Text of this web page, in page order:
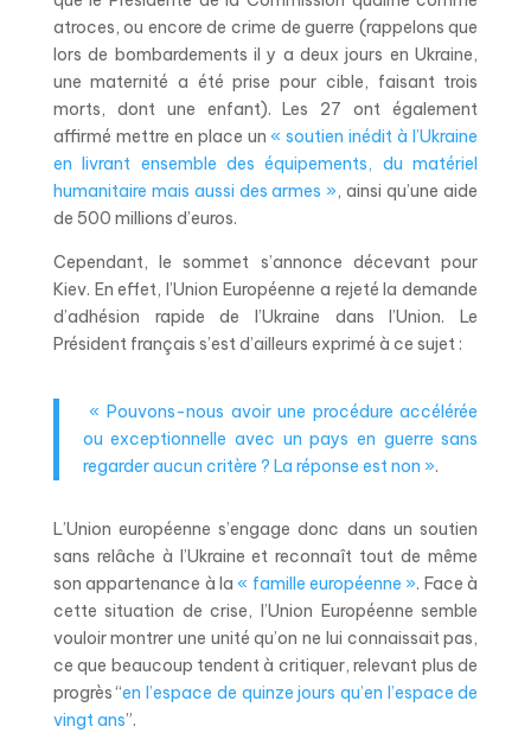
atroces, ou encore de crime de guerre (rappelons que
lors de bombardements il y a deux jours en Ukraine,
une maternité a été prise pour cible, faisant trois
morts, dont une enfant). Les 27 ont également
affirmé mettre en place un « soutien inédit à l’Ukraine
en livrant ensemble des équipements, du matériel
humanitaire mais aussi des armes », ainsi qu’une aide
de 500 millions d’euros.
Cependant, le sommet s’annonce décevant pour
Kiev. En effet, l’Union Européenne a rejeté la demande
d’adhésion rapide de l’Ukraine dans l’Union. Le
Président français s’est d’ailleurs exprimé à ce sujet :
« Pouvons-nous avoir une procédure accélérée
ou exceptionnelle avec un pays en guerre sans
regarder aucun critère ? La réponse est non ».
L’Union européenne s’engage donc dans un soutien
sans relâche à l’Ukraine et reconnaît tout de même
son appartenance à la « famille européenne ». Face à
cette situation de crise, l’Union Européenne semble
vouloir montrer une unité qu’on ne lui connaissait pas,
ce que beaucoup tendent à critiquer, relevant plus de
progrès “en l’espace de quinze jours qu’en l’espace de
vingt ans”.